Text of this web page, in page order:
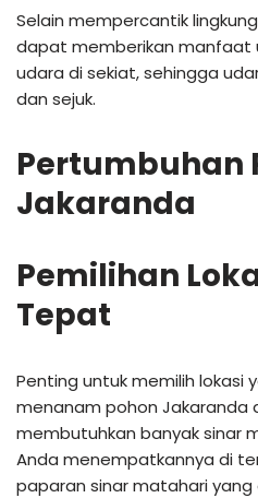
Selain mempercantik
dapat memberikan manfaat
udara di sekiat, sehingga
dan sejuk.
Pertumbuhan
Jakaranda
Pemilihan
Tepat
Penting untuk memilih lokasi
menanam pohon Jakaranda
membutuhkan banyak sinar
Anda menempatkannya di
paparan sinar matahari yang